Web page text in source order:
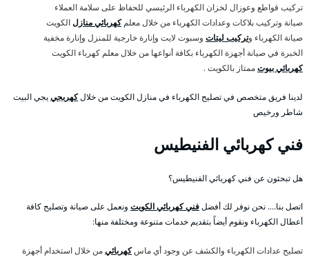
تركيب قواطع وعوزال لخزان الكهرباء الرئيسي للحفاظ على سلامة العملاء
صيانة وتركيب بلاكات وعدادات الكهرباء من خلال معلمكهربائي منازلالكويت
صيانة الكهرباء وتركيب ليتات وسبوت لايت وإنارة خارجية للمنزل وإنارة مخفية
الخبرة في صيانة أجهزة الكهرباء بكافة أنواعها من خلال معلم كهرباء الكويت
كهربائي بيوتممتاز بالكويت .
لدينا فريق متخصص في تصليح الكهرباء في منازل الكويت من خلالكهربجييجي البيت
شاطر ورخيص
فني كهربائي الفنيطيس
هل تبحثون عن فني كهربائي الفنيطيس؟
اتصل بنا…. نحن نوفر لك أفضلفني كهربائي الكويت ونعمل على صيانة وتصليح كافة
أعطال الكهرباء ونقوم أيضاً بتقديم خدمات متنوعة ومختلفة منها:
تصليح عدادات الكهرباء والكشف عن وجود أي ماسكهربائيمن خلال استخدام أجهزة